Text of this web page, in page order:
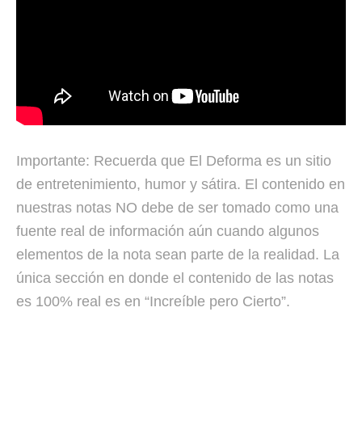
Importante: Recuerda que El Deforma es un sitio
de entretenimiento, humor y sátira. El contenido en
nuestras notas NO debe de ser tomado como una
fuente real de información aún cuando algunos
elementos de la nota sean parte de la realidad. La
única sección en donde el contenido de las notas
es 100% real es en “Increíble pero Cierto”.